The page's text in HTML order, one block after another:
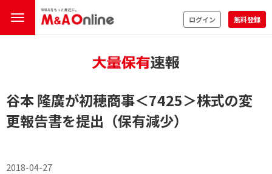
ログイン 無料登録
谷本 隆廣が初穂商事＜7425＞株式の変
更報告書を提出（保有減少）
2018-04-27